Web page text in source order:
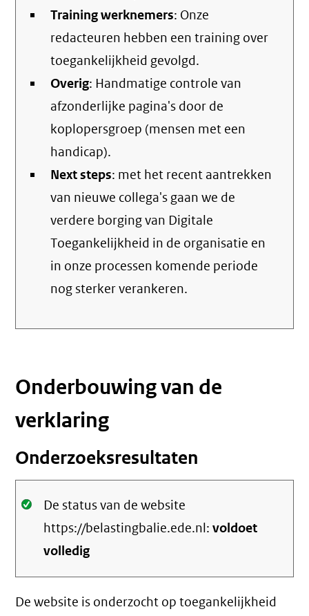
Training werknemers: Onze
redacteuren hebben een training over
toegankelijkheid gevolgd.
Overig: Handmatige controle van
afzonderlijke pagina's door de
koplopersgroep (mensen met een
handicap).
Next steps: met het recent aantrekken
van nieuwe collega's gaan we de
verdere borging van Digitale
Toegankelijkheid in de organisatie en
in onze processen komende periode
nog sterker verankeren.
Onderbouwing van de
verklaring
Onderzoeksresultaten
Oké.
De status van de website
https://belastingbalie.ede.nl:voldoet
volledig
De website is onderzocht op toegankelijkheid